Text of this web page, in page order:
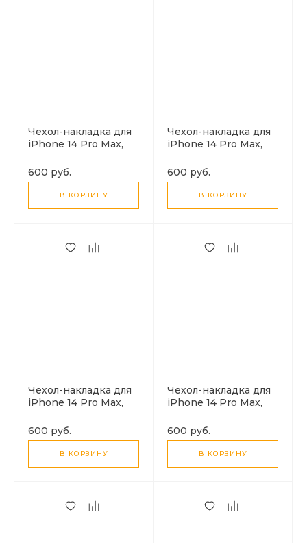
Чехол-накладка для
iPhone 14 Pro Max,
индиго
600 руб.
В КОРЗИНУ
Чехол-накладка для
iPhone 14 Pro Max,
лососевый
600 руб.
В КОРЗИНУ
Чехол-накладка для
iPhone 14 Pro Max,
бледно-розовый
600 руб.
В КОРЗИНУ
Чехол-накладка для
iPhone 14 Pro Max,
молочный
600 руб.
В КОРЗИНУ